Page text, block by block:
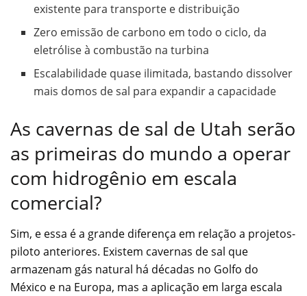
existente para transporte e distribuição
Zero emissão de carbono em todo o ciclo, da
eletrólise à combustão na turbina
Escalabilidade quase ilimitada, bastando dissolver
mais domos de sal para expandir a capacidade
As cavernas de sal de Utah serão
as primeiras do mundo a operar
com hidrogênio em escala
comercial?
Sim, e essa é a grande diferença em relação a projetos-
piloto anteriores. Existem cavernas de sal que
armazenam gás natural há décadas no Golfo do
México e na Europa, mas a aplicação em larga escala